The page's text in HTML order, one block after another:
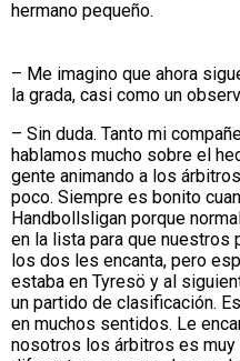
hermano pequeño.
– Me imagino que ahora
la grada, casi como un
– Sin duda. Tanto mi
hablamos mucho sobre el
gente animando a los
poco. Siempre es bonito
Handbollsligan porque
en la lista para que nuestros
los dos les encanta, pero
estaba en Tyresö y al
un partido de clasificación.
en muchos sentidos. Le
nosotros los árbitros es